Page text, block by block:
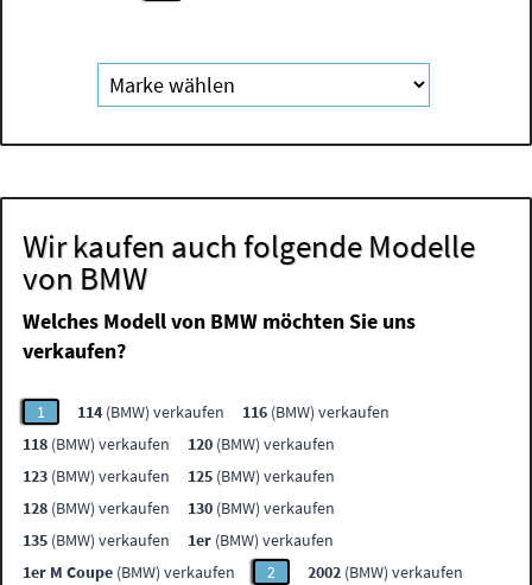
Wir kaufen auch folgende Modelle
von BMW
Welches Modell von BMW möchten Sie uns
verkaufen?
1 114 (BMW) verkaufen 116 (BMW) verkaufen
118 (BMW) verkaufen 120 (BMW) verkaufen
123 (BMW) verkaufen 125 (BMW) verkaufen
128 (BMW) verkaufen 130 (BMW) verkaufen
135 (BMW) verkaufen 1er (BMW) verkaufen
1er M Coupe (BMW) verkaufen 2 2002 (BMW) verkaufen